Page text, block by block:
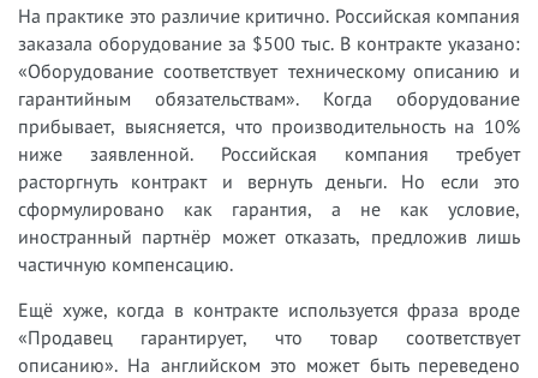
На практике это различие критично. Российская компания
заказала оборудование за $500 тыс. В контракте указано:
«Оборудование соответствует техническому описанию и
гарантийным обязательствам». Когда оборудование
прибывает, выясняется, что производительность на 10%
ниже заявленной. Российская компания требует
расторгнуть контракт и вернуть деньги. Но если это
сформулировано как гарантия, а не как условие,
иностранный партнёр может отказать, предложив лишь
частичную компенсацию.
Ещё хуже, когда в контракте используется фраза вроде
«Продавец гарантирует, что товар соответствует
описанию». На английском это может быть переведено